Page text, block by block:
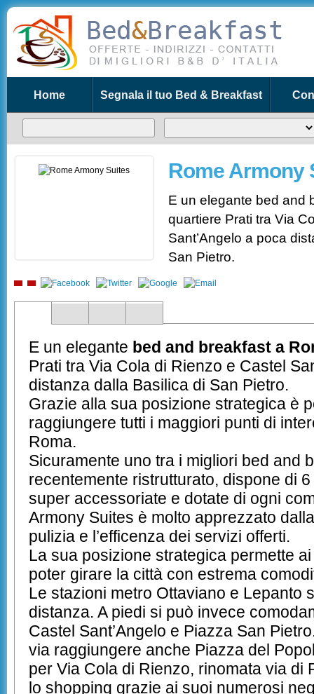
Home Segnala il tuo Bed & Breakfast
Rome Armony
E un elegante bed and
quartiere Prati tra Via
Sant’Angelo a poca
San Pietro.
E un elegante bed and breakfast a
Prati tra Via Cola di Rienzo e Castel
distanza dalla Basilica di San Pietro.
Grazie alla sua posizione strategica è
raggiungere tutti i maggiori punti di
Roma.
Sicuramente uno tra i migliori bed and
recentemente ristrutturato, dispone di
super accessoriate e dotate di ogni
Armony Suites è molto apprezzato
pulizia e l’efficenza dei servizi offerti.
La sua posizione strategica permette
poter girare la città con estrema
Le stazioni metro Ottaviano e Lepanto
distanza. A piedi si può invece
Castel Sant’Angelo e Piazza San
via raggiungere anche Piazza del
per Via Cola di Rienzo, rinomata via di
lo shopping grazie ai suoi numerosi